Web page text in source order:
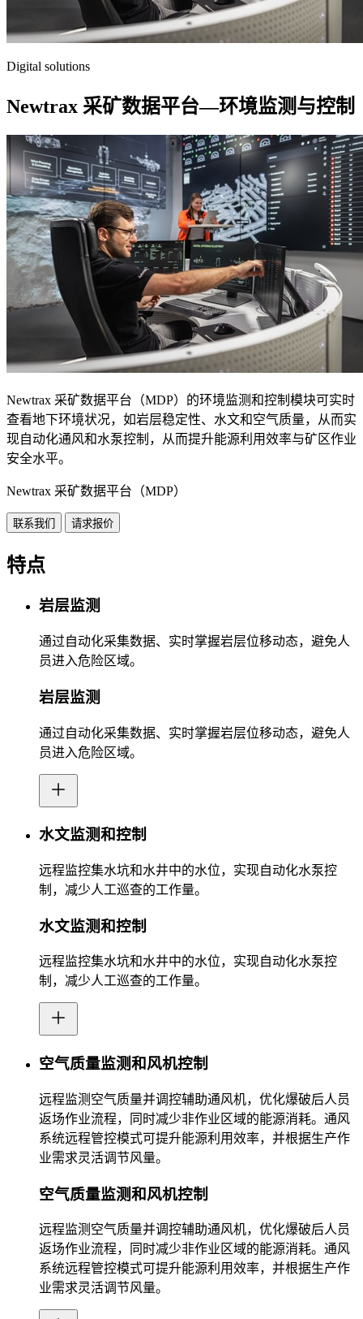
Digital solutions
Newtrax 采矿数据平台—环境监测与控制
Newtrax 采矿数据平台（MDP）的环境监测和控制模块可实时
查看地下环境状况，如岩层稳定性、水文和空气质量，从而实
现自动化通风和水泵控制，从而提升能源利用效率与矿区作业
安全水平。
Newtrax 采矿数据平台（MDP）
联系我们 请求报价
特点
岩层监测
通过自动化采集数据、实时掌握岩层位移动态，避免人
员进入危险区域。
岩层监测
通过自动化采集数据、实时掌握岩层位移动态，避免人
员进入危险区域。
水文监测和控制
远程监控集水坑和水井中的水位，实现自动化水泵控
制，减少人工巡查的工作量。
水文监测和控制
远程监控集水坑和水井中的水位，实现自动化水泵控
制，减少人工巡查的工作量。
空气质量监测和风机控制
远程监测空气质量并调控辅助通风机，优化爆破后人员
返场作业流程，同时减少非作业区域的能源消耗。通风
系统远程管控模式可提升能源利用效率，并根据生产作
业需求灵活调节风量。
空气质量监测和风机控制
远程监测空气质量并调控辅助通风机，优化爆破后人员
返场作业流程，同时减少非作业区域的能源消耗。通风
系统远程管控模式可提升能源利用效率，并根据生产作
业需求灵活调节风量。